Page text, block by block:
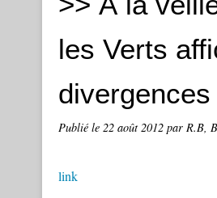
les Verts
divergences
Publié le 22 août 2012 par R.B,
link